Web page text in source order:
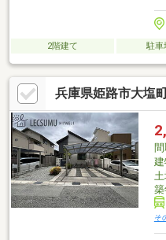
2階建て 駐車
兵庫県姫路市大塩
間
築
そ